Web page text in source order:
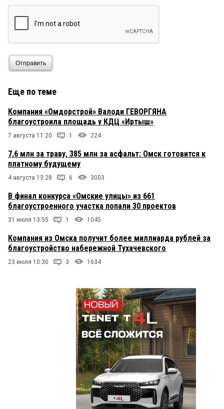
Отправить
Еще по теме
Компания «Омдорстрой» Валоди ГЕВОРГЯНА
благоустроила площадь у КДЦ «Иртыш»
7 августа 11:20 1 224
7,6 млн за траву, 385 млн за асфальт: Омск готовится к
платному будущему
4 августа 13:28 6 3003
В финал конкурса «Омские улицы» из 661
благоустроенного участка попали 30 проектов
31 июля 13:55 1 1045
Компания из Омска получит более миллиарда рублей за
благоустройство набережной Тухачевского
23 июля 10:30 3 1634